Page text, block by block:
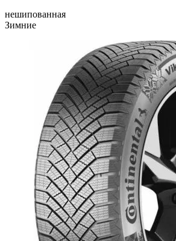
нешипованная
Зимние